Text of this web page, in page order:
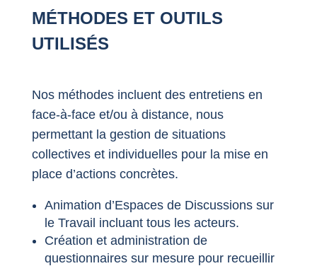
MÉTHODES ET OUTILS
UTILISÉS
Nos méthodes incluent des entretiens en
face-à-face et/ou à distance, nous
permettant la gestion de situations
collectives et individuelles pour la mise en
place d’actions concrètes.
Animation d’Espaces de Discussions sur
le Travail incluant tous les acteurs.
Création et administration de
questionnaires sur mesure pour recueillir